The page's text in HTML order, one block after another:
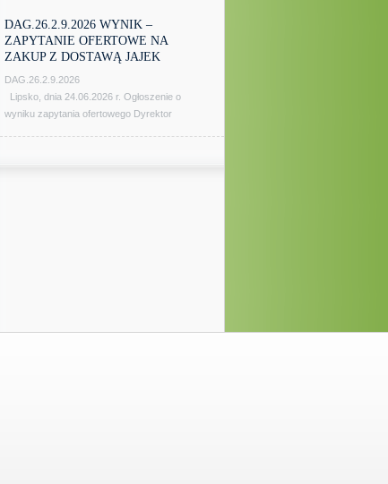
DAG.26.2.9.2026 WYNIK –
ZAPYTANIE OFERTOWE NA
ZAKUP Z DOSTAWĄ JAJEK
DAG.26.2.9.2026
Lipsko, dnia 24.06.2026 r. Ogłoszenie o
wyniku zapytania ofertowego Dyrektor